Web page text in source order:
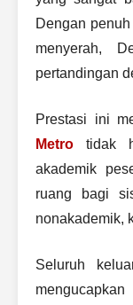
Dengan
menyerah,
pertandingan
Prestasi ini
Metro tidak
akademik
ruang bagi
nonakademik,
Seluruh